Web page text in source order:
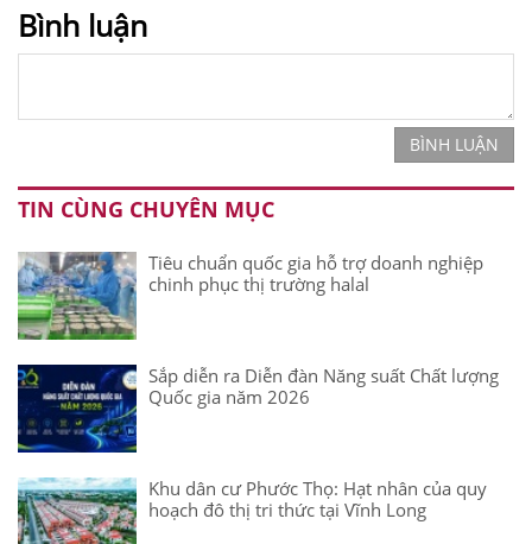
Bình luận
BÌNH LUẬN
TIN CÙNG CHUYÊN MỤC
Tiêu chuẩn quốc gia hỗ trợ doanh nghiệp
chinh phục thị trường halal
Sắp diễn ra Diễn đàn Năng suất Chất lượng
Quốc gia năm 2026
Khu dân cư Phước Thọ: Hạt nhân của quy
hoạch đô thị tri thức tại Vĩnh Long